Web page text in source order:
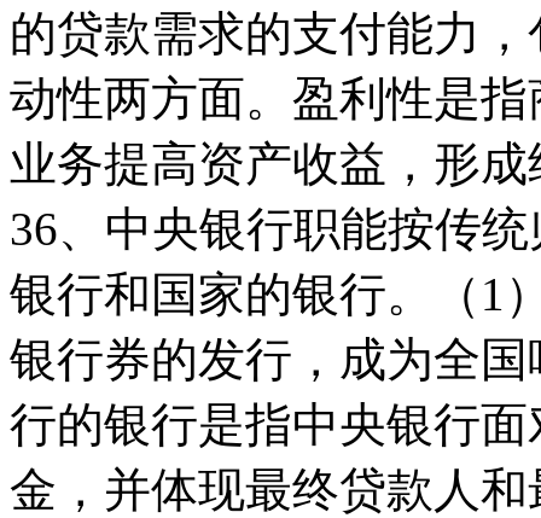
的贷款需求的支付能力
动性两方面。盈利性是
业务提高资产收益，形
36、中央银行职能按传
银行和国家的银行。（1
银行券的发行，成为全
行的银行是指中央银行
金，并体现最终贷款人